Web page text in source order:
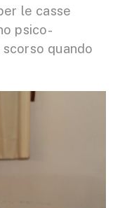
le casse
psico-
quando